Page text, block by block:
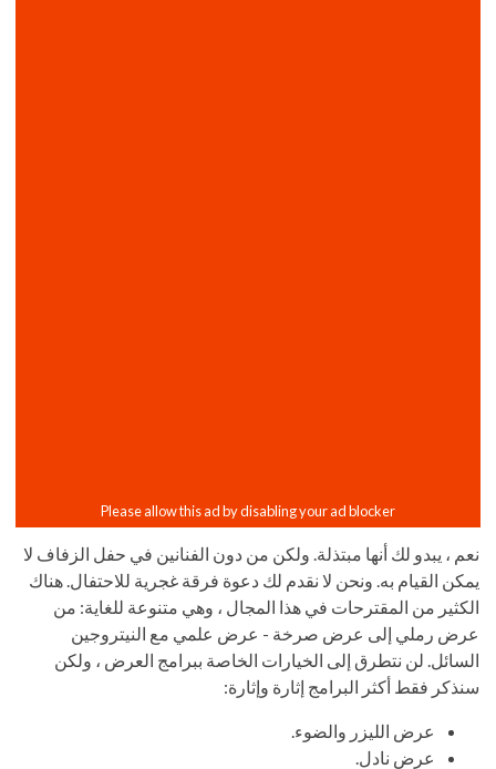
نعم ، يبدو لك أنها مبتذلة. ولكن من دون الفنانين في حفل الزفاف لا
يمكن القيام به. ونحن لا نقدم لك دعوة فرقة غجرية للاحتفال. هناك
الكثير من المقترحات في هذا المجال ، وهي متنوعة للغاية: من
عرض رملي إلى عرض صرخة - عرض علمي مع النيتروجين
السائل. لن نتطرق إلى الخيارات الخاصة ببرامج العرض ، ولكن
سنذكر فقط أكثر البرامج إثارة وإثارة:
عرض الليزر والضوء.
عرض نادل.